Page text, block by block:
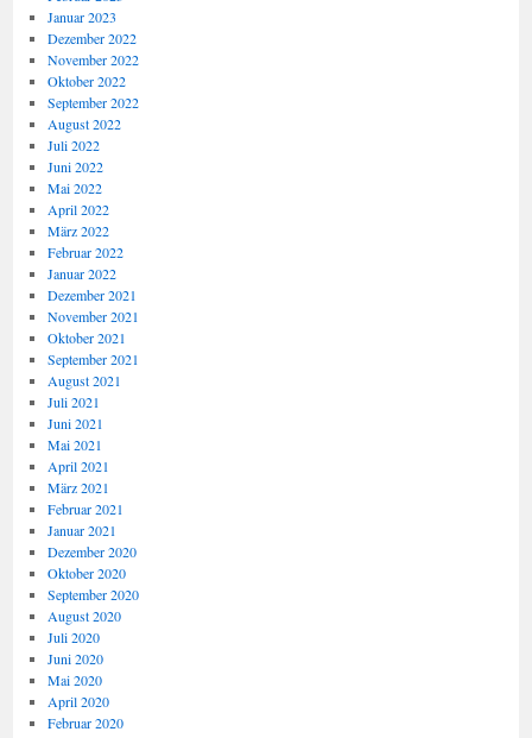
Januar 2023
Dezember 2022
November 2022
Oktober 2022
September 2022
August 2022
Juli 2022
Juni 2022
Mai 2022
April 2022
März 2022
Februar 2022
Januar 2022
Dezember 2021
November 2021
Oktober 2021
September 2021
August 2021
Juli 2021
Juni 2021
Mai 2021
April 2021
März 2021
Februar 2021
Januar 2021
Dezember 2020
Oktober 2020
September 2020
August 2020
Juli 2020
Juni 2020
Mai 2020
April 2020
Februar 2020